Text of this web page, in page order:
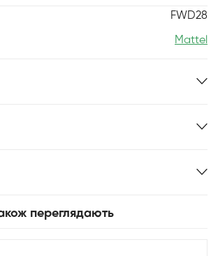
FWD28
Mattel
переглядають